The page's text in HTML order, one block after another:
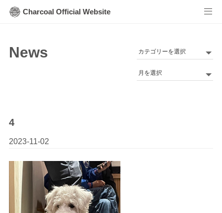
Charcoal Official Website
News
カ
ゴArchives
4
2023-11-02